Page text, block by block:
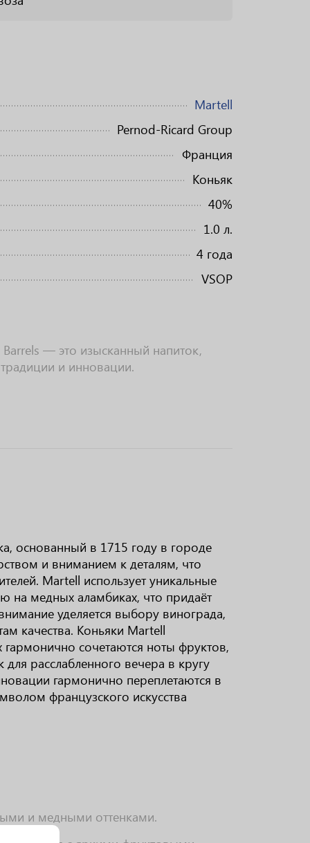
Martell
Pernod-Ricard Group
Франция
Коньяк
40%
1.0 л.
4 года
VSOP
— это изысканный напиток,
и инновации.
основанный в 1715 году в городе
и вниманием к деталям, что
Martell использует уникальные
на медных аламбиках, что придаёт
уделяется выбору винограда,
качества. Коньяки Martell
сочетаются ноты фруктов,
расслабленного вечера в кругу
гармонично переплетаются в
французского искусства
и медными оттенками.